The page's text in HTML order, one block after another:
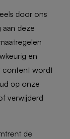
door ons
deze
en
content wordt
op onze
verwijderd
de